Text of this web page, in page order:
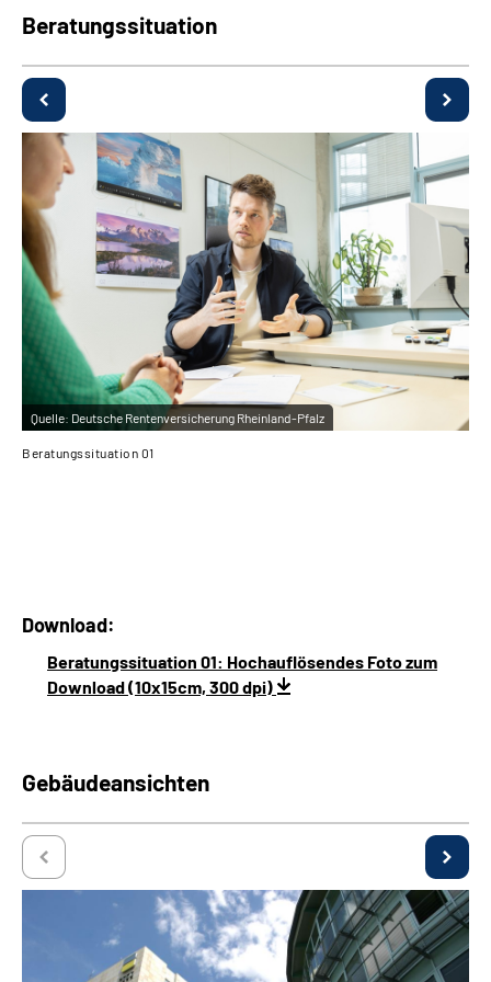
Beratungssituation
Quelle: Deutsche Rentenversicherung Rheinland-Pfalz
Beratungssituation 01
Download:
Beratungssituation 01: Hochauflösendes Foto zum
Download (10x15cm, 300 dpi)
Gebäudeansichten